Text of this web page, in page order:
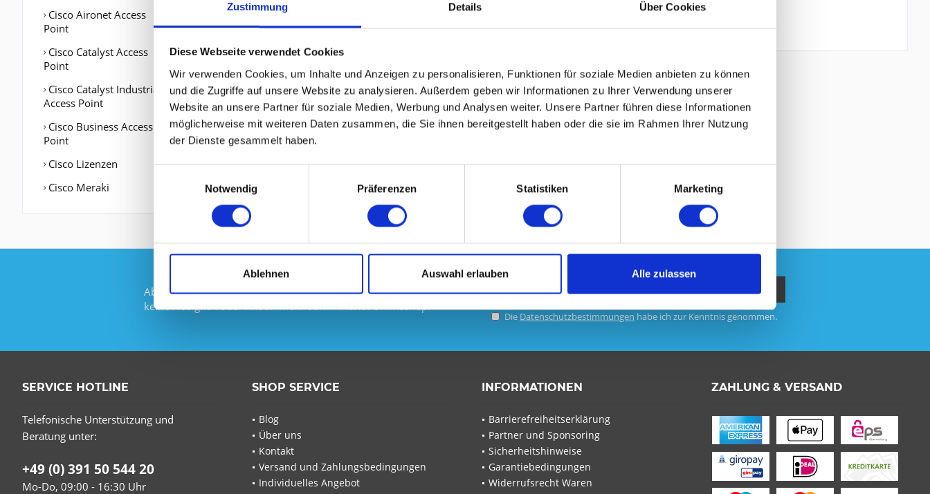
Zustimmung Details Über Cookies
Diese Webseite verwendet Cookies
Wir verwenden Cookies, um Inhalte und Anzeigen zu personalisieren, Funktionen für soziale Medien anbieten zu können
und die Zugriffe auf unsere Website zu analysieren. Außerdem geben wir Informationen zu Ihrer Verwendung unserer
Website an unsere Partner für soziale Medien, Werbung und Analysen weiter. Unsere Partner führen diese Informationen
möglicherweise mit weiteren Daten zusammen, die Sie ihnen bereitgestellt haben oder die sie im Rahmen Ihrer Nutzung
der Dienste gesammelt haben.
Notwendig
Präferenzen Statistiken Marketing
Ablehnen Auswahl erlauben Alle zulassen
Cisco Aironet Access
Point
Cisco Catalyst Access
Point
Cisco Catalyst Industrial
Access Point
Cisco Business Access
Point
Cisco Lizenzen
Cisco Meraki
Abonnieren Sie den kostenlosen Newsletter und verpassen Sie
keine Neuigkeit oder Aktion mehr von IT-Planet Onlineshop.
Die Datenschutzbestimmungen habe ich zur Kenntnis genommen.
SERVICE HOTLINE
Telefonische Unterstützung und
Beratung unter:
+49 (0) 391 50 544 20
Mo-Do, 09:00 - 16:30 Uhr
SHOP SERVICE
Blog
Über uns
Kontakt
Versand und Zahlungsbedingungen
Individuelles Angebot
INFORMATIONEN
Barrierefreiheitserklärung
Partner und Sponsoring
Sicherheitshinweise
Garantiebedingungen
Widerrufsrecht Waren
ZAHLUNG & VERSAND